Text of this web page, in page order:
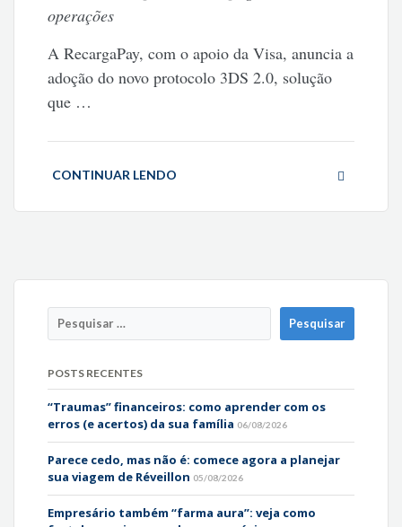
operações
A RecargaPay, com o apoio da Visa, anuncia a
adoção do novo protocolo 3DS 2.0, solução
que …
CONTINUAR LENDO
POSTS RECENTES
“Traumas” financeiros: como aprender com os
erros (e acertos) da sua família 06/08/2026
Parece cedo, mas não é: comece agora a planejar
sua viagem de Réveillon 05/08/2026
Empresário também “farma aura”: veja como